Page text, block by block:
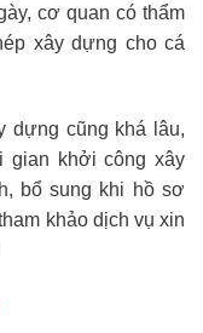
cơ quan có thẩm
xây dựng cho cá
dựng cũng khá lâu,
gian khởi công xây
bổ sung khi hồ sơ
khảo dịch vụ xin